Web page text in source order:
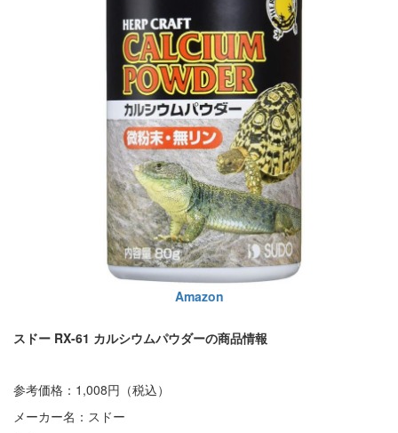
Amazon
スドー RX-61 カルシウムパウダーの商品情報
参考価格：1,008円（税込）
メーカー名：スドー